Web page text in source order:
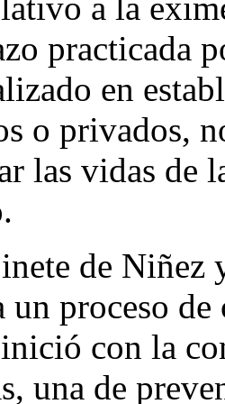
a la
practicada
en
o privados,
las vidas de
de Niñez
un proceso
con la
una de